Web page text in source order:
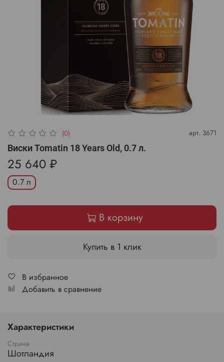
(0) арт. 3671
Виски Tomatin 18 Years Old, 0.7 л.
25 640 ₽
0.7 л
В корзину
Купить в 1 клик
В избранное
Добавить в сравнение
Характеристики
Страна
Шотландия